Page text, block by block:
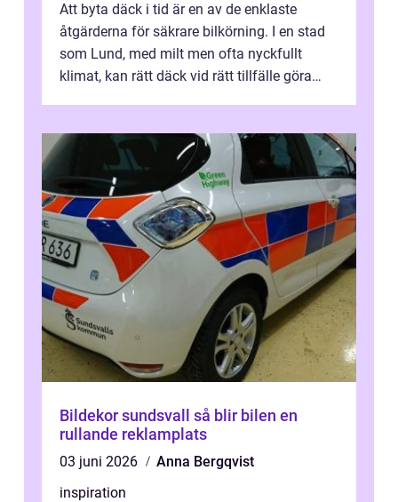
Att byta däck i tid är en av de enklaste
åtgärderna för säkrare bilkörning. I en stad
som Lund, med milt men ofta nyckfullt
klimat, kan rätt däck vid rätt tillfälle göra
Bildekor sundsvall så blir bilen en
rullande reklamplats
03 juni 2026
Anna Bergqvist
inspiration